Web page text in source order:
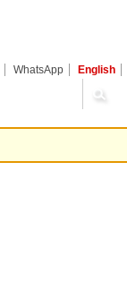
WhatsApp English